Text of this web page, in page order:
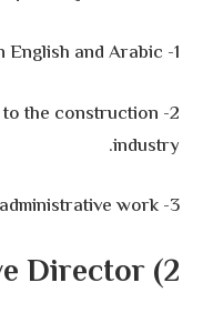
1- Experience in written and spoken English and Arabic.
to the construction
industry.
3- One year experience in administrative work
2) Administrative Director